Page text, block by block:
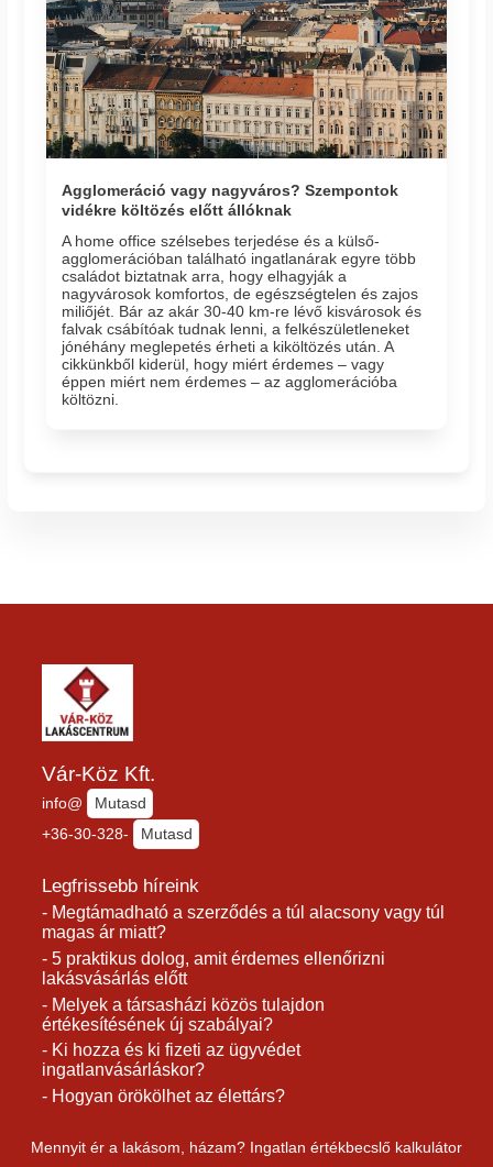
Agglomeráció vagy nagyváros? Szempontok
vidékre költözés előtt állóknak
A home office szélsebes terjedése és a külső-
agglomerációban található ingatlanárak egyre több
családot biztatnak arra, hogy elhagyják a
nagyvárosok komfortos, de egészségtelen és zajos
miliőjét. Bár az akár 30-40 km-re lévő kisvárosok és
falvak csábítóak tudnak lenni, a felkészületleneket
jónéhány meglepetés érheti a kiköltözés után. A
cikkünkből kiderül, hogy miért érdemes – vagy
éppen miért nem érdemes – az agglomerációba
költözni.
Vár-Köz Kft.
info@
Mutasd
+36-30-328-
Mutasd
Legfrissebb híreink
- Megtámadható a szerződés a túl alacsony vagy túl
magas ár miatt?
- 5 praktikus dolog, amit érdemes ellenőrizni
lakásvásárlás előtt
- Melyek a társasházi közös tulajdon
értékesítésének új szabályai?
- Ki hozza és ki fizeti az ügyvédet
ingatlanvásárláskor?
- Hogyan örökölhet az élettárs?
Mennyit ér a lakásom, házam? Ingatlan értékbecslő kalkulátor